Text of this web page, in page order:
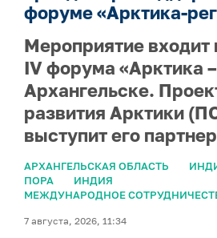
форуме «Арктика-
Мероприятие входит
IV форума «Арктика
Архангельске.
развития Арктики
выступит его
АРХАНГЕЛЬСКАЯ ОБЛАСТЬ
ПОРА
ИНДИЯ
МЕЖДУНАРОДНОЕ
7 августа, 2026, 11:34